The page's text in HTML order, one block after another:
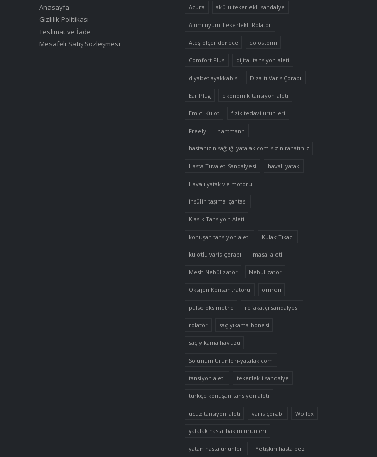
Anasayfa
Gizlilik Politikası
Teslimat ve İade
Mesafeli Satış Sözleşmesi
Acura akülü tekerlekli sandalye
Alüminyum Tekerlekli Rolatör
Ateş ölçer derece colostomi
Comfort Plus dijital tansiyon aleti
diyabet ayakkabisi Dizaltı Varis Çorabı
Ear Plug ekonomik tansiyon aleti
Emici Külot fizik tedavi ürünleri
Freely hartmann
hastanızın sağlığı yatalak.com sizin rahatınız
Hasta Tuvalet Sandalyesi havalı yatak
Havalı yatak ve motoru
insülin taşıma çantası
Klasik Tansiyon Aleti
konuşan tansiyon aleti Kulak Tıkacı
külotlu varis çorabı masaj aleti
Mesh Nebülizatör Nebulizatör
Oksijen Konsantratörü omron
pulse oksimetre refakatçi sandalyesi
rolatör saç yıkama bonesi
saç yıkama havuzu
Solunum Ürünleri-yatalak.com
tansiyon aleti tekerlekli sandalye
türkçe konuşan tansiyon aleti
ucuz tansiyon aleti varis çorabı Wollex
yatalak hasta bakım ürünleri
yatan hasta ürünleri Yetişkin hasta bezi